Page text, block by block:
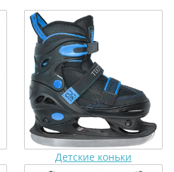
Детские коньки